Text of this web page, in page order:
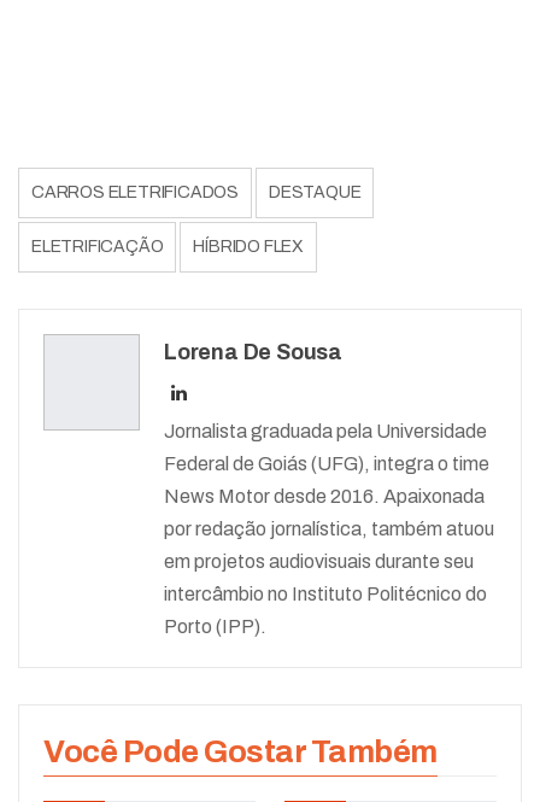
CARROS ELETRIFICADOS DESTAQUE
ELETRIFICAÇÃO HÍBRIDO FLEX
Lorena De Sousa
Jornalista graduada pela Universidade
Federal de Goiás (UFG), integra o time
News Motor desde 2016. Apaixonada
por redação jornalística, também atuou
em projetos audiovisuais durante seu
intercâmbio no Instituto Politécnico do
Porto (IPP).
Você Pode Gostar Também